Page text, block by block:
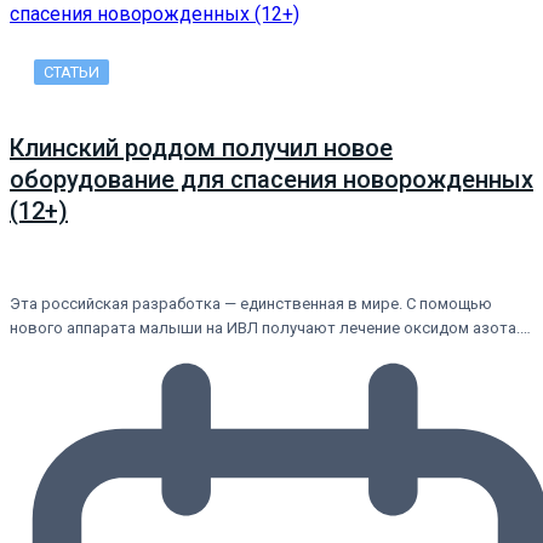
СТАТЬИ
Клинский роддом получил новое
оборудование для спасения новорожденных
(12+)
Эта российская разработка — единственная в мире. С помощью
нового аппарата малыши на ИВЛ получают лечение оксидом азота.…